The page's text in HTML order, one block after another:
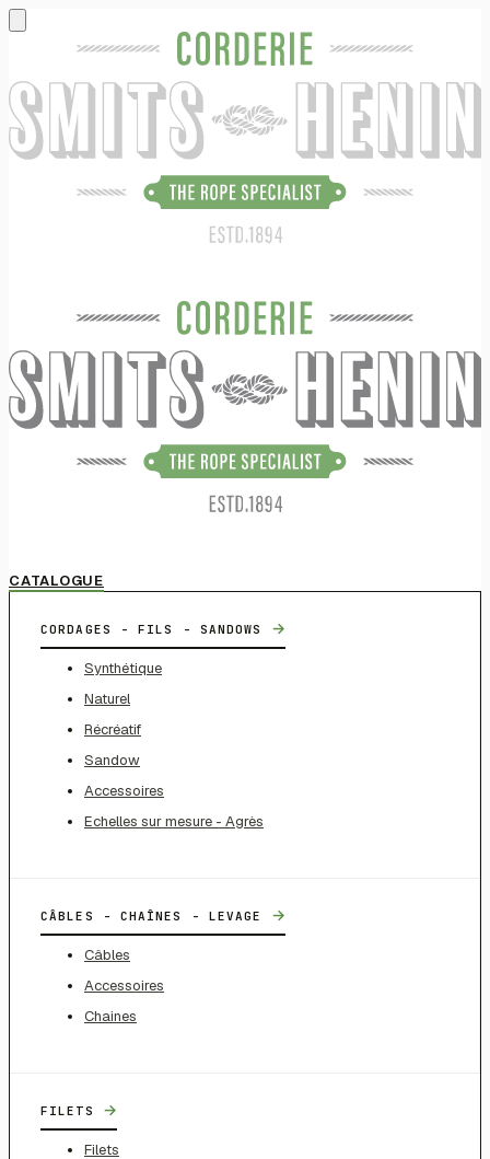
CATALOGUE
CORDAGES - FILS - SANDOWS →
Synthétique
Naturel
Récréatif
Sandow
Accessoires
Echelles sur mesure - Agrès
CÂBLES - CHAÎNES - LEVAGE →
Câbles
Accessoires
Chaines
FILETS →
Filets